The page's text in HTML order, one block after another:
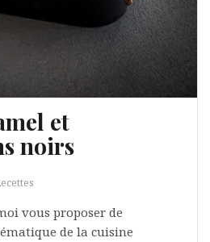
et
noirs
vous proposer de
de la cuisine